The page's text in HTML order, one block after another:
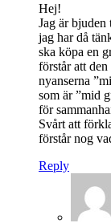
Hej!
Jag är
jag har då
ska köpa en
förstår att
nyanserna
som är ”mid
för
Svårt att
förstår nog
Reply